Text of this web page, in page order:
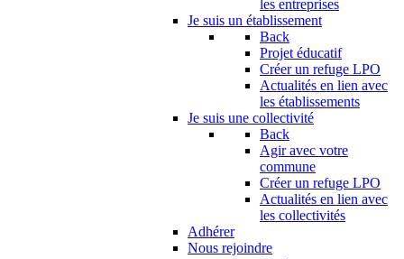
les entreprises
Je suis un établissement
Back
Projet éducatif
Créer un refuge LPO
Actualités en lien avec
les établissements
Je suis une collectivité
Back
Agir avec votre
commune
Créer un refuge LPO
Actualités en lien avec
les collectivités
Adhérer
Nous rejoindre